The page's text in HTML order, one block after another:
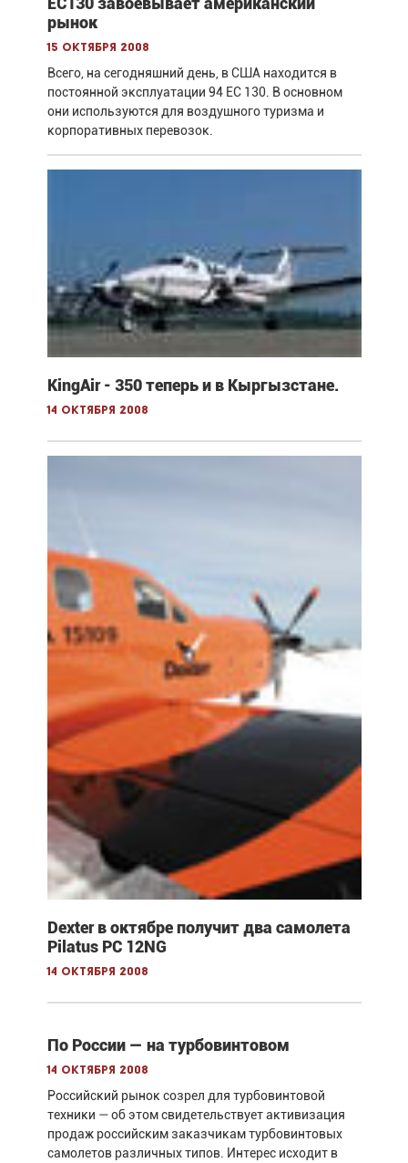
рынок
15 октября 2008
Всего, на сегодняшний день, в США находится в
постоянной эксплуатации 94 EC 130. В основном
они используются для воздушного туризма и
корпоративных перевозок.
KingAir - 350 теперь и в Кыргызстане.
14 октября 2008
Dexter в октябре получит два самолета
Pilatus PC 12NG
14 октября 2008
По России — на турбовинтовом
14 октября 2008
Российский рынок созрел для турбовинтовой
техники — об этом свидетельствует активизация
продаж российским заказчикам турбовинтовых
самолетов различных типов. Интерес исходит в